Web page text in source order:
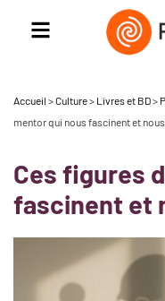
Accueil >Culture> Livres et BD>
mentor qui nous fascinent et
Ces figures
fascinent et